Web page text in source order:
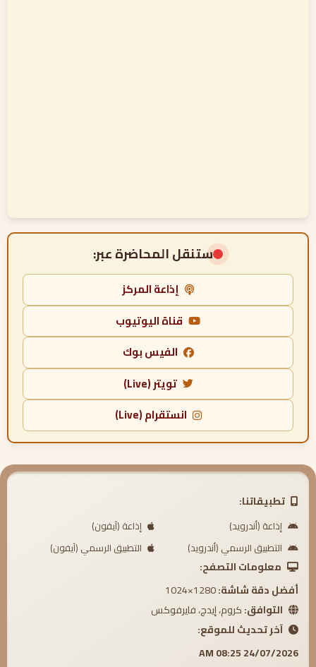
ستنقل المحاضرة عبر:
إذاعة المركز
قناة اليوتيوب
الفيس بوك
تويتر (Live)
انستقرام (Live)
تطبيقاتنا:
إذاعة (أندرويد)
إذاعة (آيفون)
التطبيق الرسمي (أندرويد)
التطبيق الرسمي (آيفون)
معلومات التصفح:
أفضل دقة شاشة:
التوافق:كروم، إيدج، فايرفوكس
آخر تحديث للموقع:
24/07/2026 08:25 AM